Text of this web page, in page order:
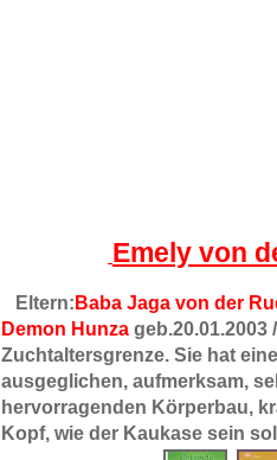
Emely von
Eltern: Baba Jaga von der
Demon Hunza geb.20.01.2003
Zuchtaltersgrenze. Sie hat
ausgeglichen, aufmerksam,
hervorragenden Körperbau,
Kopf, wie der Kaukase sein